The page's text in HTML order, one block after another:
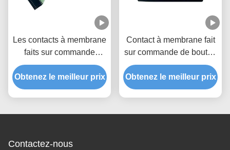
Les contacts à membrane
faits sur commande
imperméables de haute
performance CHOIENT le
matériel de polyester
Obtenez le meilleur prix
Contact à membrane fait
sur commande de bouton
de polyester avec le
connecteur de 2.54mm
Obtenez le meilleur prix
Contactez-nous